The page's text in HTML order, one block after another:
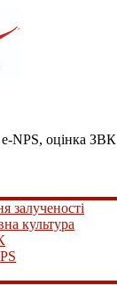
e-NPS, оцінка ЗВК
залученості
культура